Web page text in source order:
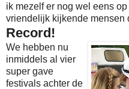
ik mezelf er nog wel eens
vriendelijk kijkende mensen
Record!
We hebben nu
inmiddels al vier
super gave
festivals achter de